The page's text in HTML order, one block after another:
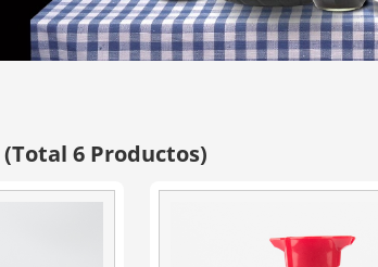
(Total 6 Productos)